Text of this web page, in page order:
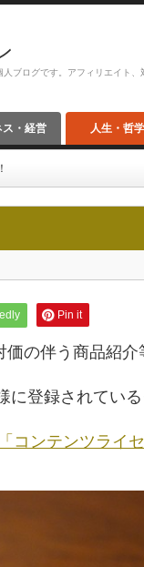
ブログです。アフィリエイト、
ス・経営 人生・哲学
Pin it
の伴う商品紹介
に登録されてい
「コンテンツライ